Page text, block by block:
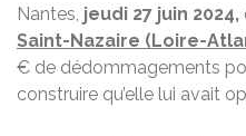
Nantes, jeudi 27 juin 2024,
Saint-Nazaire (Loire-
€ de dédommagements
construire qu’elle lui avait